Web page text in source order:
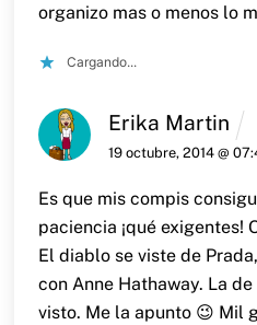
organizo mas o menos lo
Cargando...
Erika Martin
19 octubre, 2014 @
Es que mis compis
paciencia ¡qué exigentes!
El diablo se viste de
con Anne Hathaway. La
visto. Me la apunto 😉 Mil